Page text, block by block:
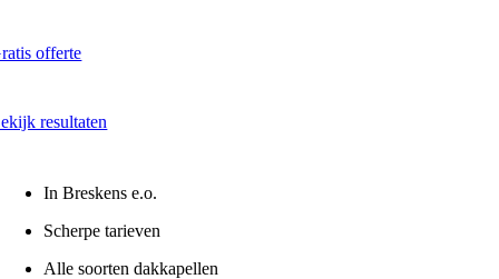
offerte
resultaten
In Breskens e.o.
Scherpe tarieven
Alle soorten dakkapellen